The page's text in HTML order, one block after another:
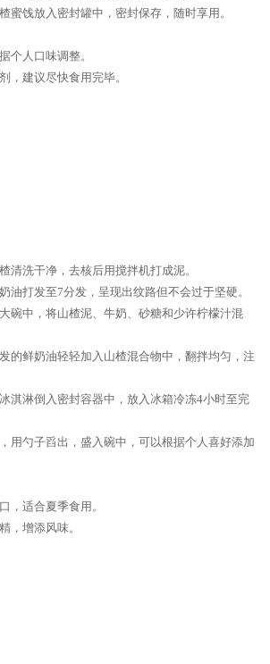
蜜饯放入密封罐中，密封保存，随时享用。
个人口味调整。
，建议尽快食用完毕。
清洗干净，去核后用搅拌机打成泥。
油打发至7分发，呈现出纹路但不会过于坚硬。
碗中，将山楂泥、牛奶、砂糖和少许柠檬汁混
的鲜奶油轻轻加入山楂混合物中，翻拌均匀，注
淇淋倒入密封容器中，放入冰箱冷冻4小时至完
用勺子舀出，盛入碗中，可以根据个人喜好添加
，适合夏季食用。
，增添风味。